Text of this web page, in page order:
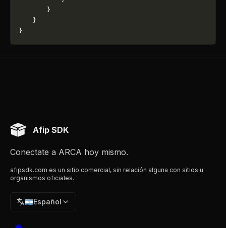
        }
    }
}
Afip SDK
Conectate a ARCA hoy mismo.
afipsdk.com es un sitio comercial, sin relación alguna con sitios u
organismos oficiales.
🇦🇷Español